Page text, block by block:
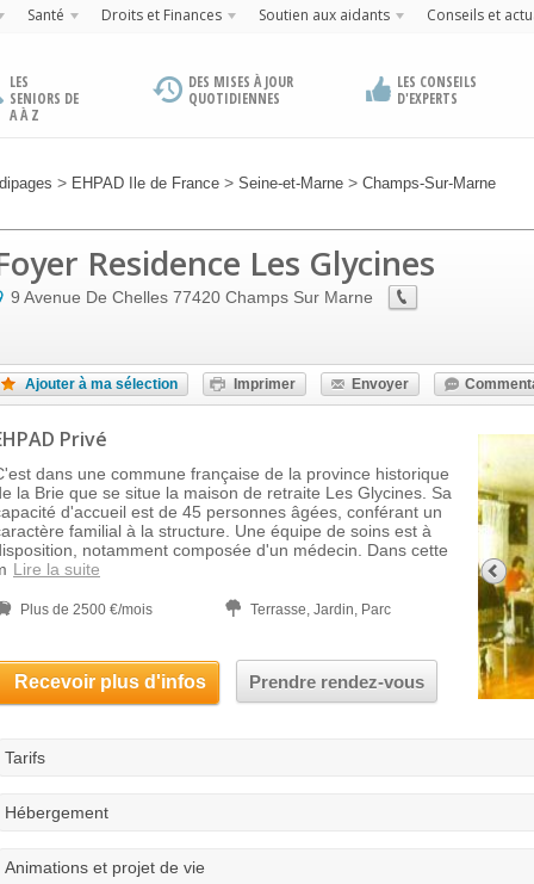
Santé Droits et Finances Soutien aux aidants Conseils et
LES
SENIORS DE
A À Z
DES MISES À JOUR
QUOTIDIENNES
LES CONSEILS
D'EXPERTS
> EHPAD Ile de France > Seine-et-Marne > Champs-Sur-Marne
Residence Les Glycines
9 Avenue De Chelles 77420 Champs Sur Marne
Ajouter à ma sélection Imprimer Envoyer
Privé
dans une commune française de la province historique
la Brie que se situe la maison de retraite Les Glycines. Sa
d'accueil est de 45 personnes âgées, conférant un
familial à la structure. Une équipe de soins est à
notamment composée d'un médecin. Dans cette
Lire la suite
Plus de 2500 €/mois Terrasse, Jardin, Parc
Recevoir plus d'infos Prendre rendez-vous
Tarifs
Hébergement
Animations et projet de vie